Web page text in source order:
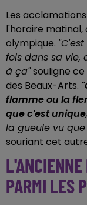
Les
l'horaire matinal,
olympique.
fois dans sa vie,
à ça"souligne
des Beaux-Arts.
flamme ou la
que c'est unique
la gueule vu
souriant cet
PARMI LES